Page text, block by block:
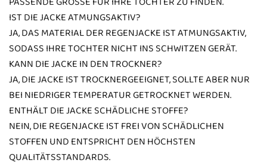
IST DIE JACKE ATMUNGSAKTIV?
JA, DAS MATERIAL DER REGENJACKE IST ATMUNGSAKTIV,
SODASS IHRE TOCHTER NICHT INS SCHWITZEN GERÄT.
KANN DIE JACKE IN DEN TROCKNER?
JA, DIE JACKE IST TROCKNERGEEIGNET, SOLLTE ABER NUR
BEI NIEDRIGER TEMPERATUR GETROCKNET WERDEN.
ENTHÄLT DIE JACKE SCHÄDLICHE STOFFE?
NEIN, DIE REGENJACKE IST FREI VON SCHÄDLICHEN
STOFFEN UND ENTSPRICHT DEN HÖCHSTEN
QUALITÄTSSTANDARDS.